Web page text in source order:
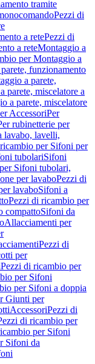
tramite
Pezzi di
a retePezzi di
a reteMontaggio a
per Montaggio a
funzionamento
a parete,
parete, miscelatore a
a parete, miscelatore
AccessoriPer
rubinetterie per
lavabo, lavelli,
per Sifoni per
tubolariSifoni
Sifoni tubolari,
per lavaboPezzi di
lavaboSifoni a
Pezzi di ricambio per
compattoSifoni da
Allacciamenti per
Pezzi di
per
Pezzi di ricambio per
per Sifoni
per Sifoni a doppia
Giunti per
AccessoriPezzi di
di ricambio per
per Sifoni
Sifoni da